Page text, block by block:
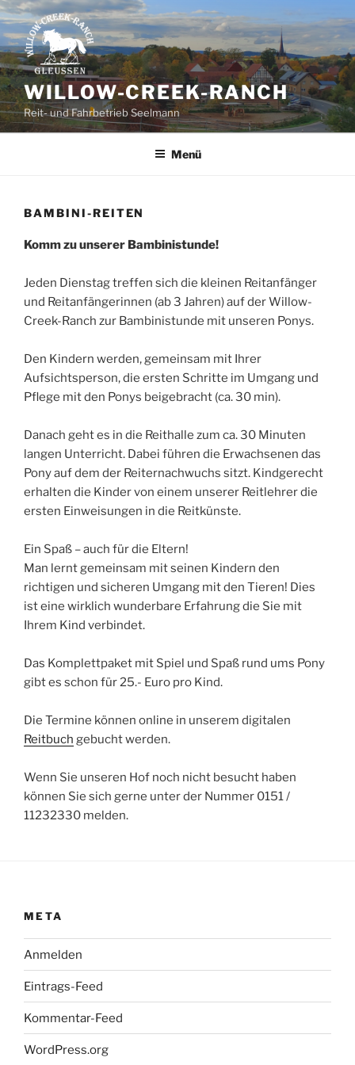
Zum
Inhalt
springen
WILLOW-CREEK-RANCH
Reit- und Fahrbetrieb Seelmann
Menü
BAMBINI-REITEN
Komm zu unserer Bambinistunde!
Jeden Dienstag treffen sich die kleinen Reitanfänger
und Reitanfängerinnen (ab 3 Jahren) auf der Willow-
Creek-Ranch zur Bambinistunde mit unseren Ponys.
Den Kindern werden, gemeinsam mit Ihrer
Aufsichtsperson, die ersten Schritte im Umgang und
Pflege mit den Ponys beigebracht (ca. 30 min).
Danach geht es in die Reithalle zum ca. 30 Minuten
langen Unterricht. Dabei führen die Erwachsenen das
Pony auf dem der Reiternachwuchs sitzt. Kindgerecht
erhalten die Kinder von einem unserer Reitlehrer die
ersten Einweisungen in die Reitkünste.
Ein Spaß – auch für die Eltern!
Man lernt gemeinsam mit seinen Kindern den
richtigen und sicheren Umgang mit den Tieren! Dies
ist eine wirklich wunderbare Erfahrung die Sie mit
Ihrem Kind verbindet.
Das Komplettpaket mit Spiel und Spaß rund ums Pony
gibt es schon für 25.- Euro pro Kind.
Die Termine können online in unserem digitalen
Reitbuch gebucht werden.
Wenn Sie unseren Hof noch nicht besucht haben
können Sie sich gerne unter der Nummer 0151 /
11232330 melden.
META
Anmelden
Eintrags-Feed
Kommentar-Feed
WordPress.org